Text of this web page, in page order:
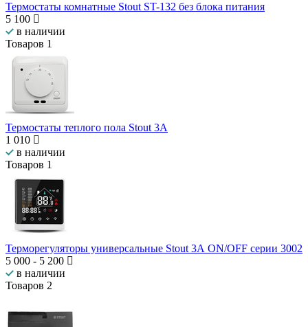
Термостаты комнатные Stout ST-132 без блока питания
5 100
в наличии
Товаров 1
Термостаты теплого пола Stout 3А
1 010
в наличии
Товаров 1
Терморегуляторы универсальные Stout 3А ON/OFF серии 3002
5 000 - 5 200
в наличии
Товаров 2